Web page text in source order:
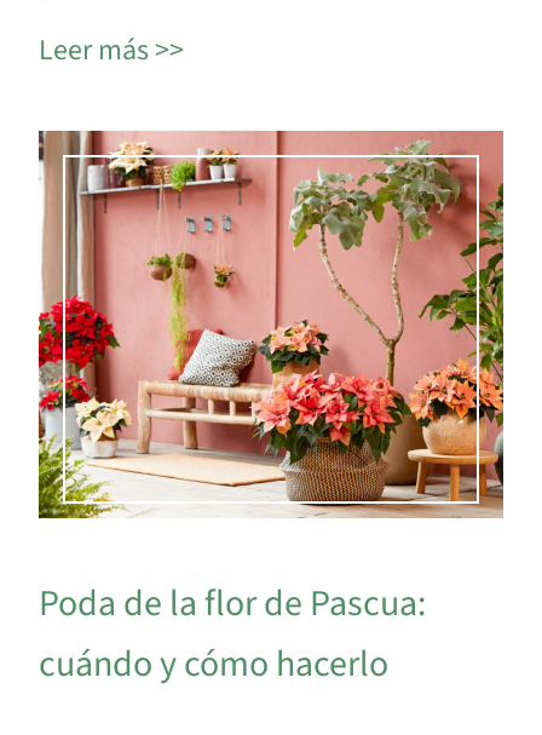
Leer más
Poda de la flor de Pascua:
cuándo y cómo hacerlo